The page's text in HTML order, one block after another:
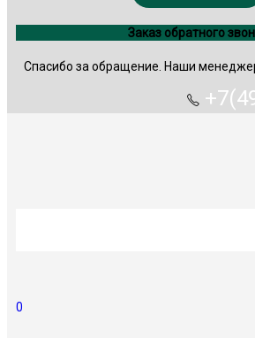
Заказ обратного
Спасибо за обращение. Наши
0